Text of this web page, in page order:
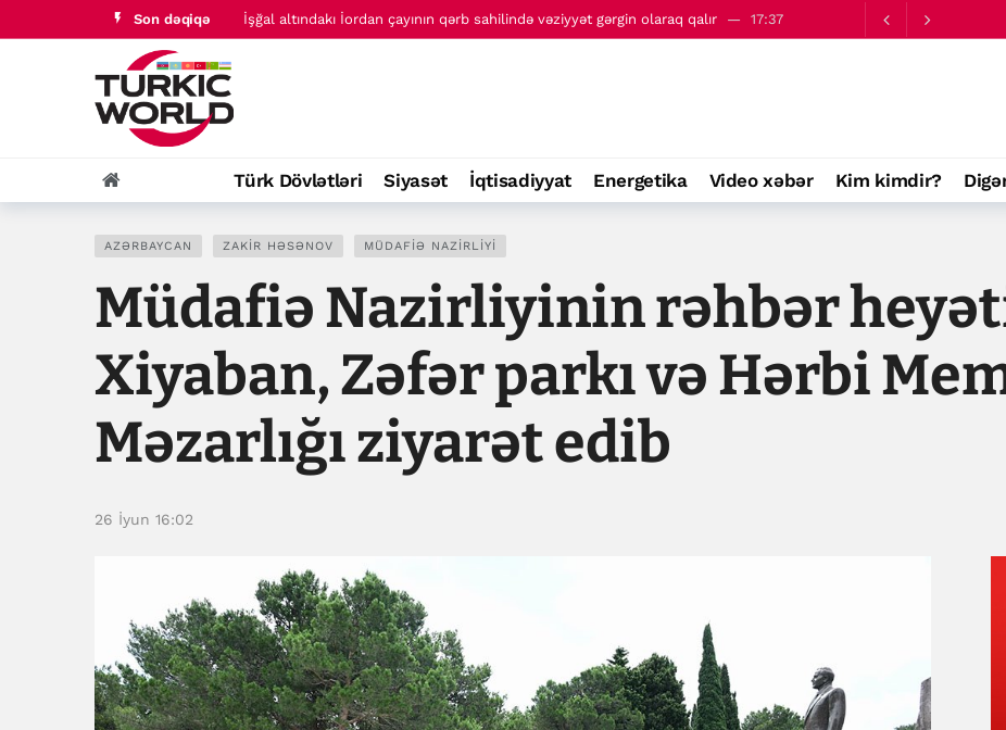
Son dəqiqə İşğal altındakı İordan çayının qərb sahilində vəziyyət gərgin olaraq qalır 17:37
Türk Dövlətləri Siyasət İqtisadiyyat Energetika Video xəbər Kim kimdir?
AZƏRBAYCAN ZAKIR HƏSƏNOV MÜDAFIƏ NAZIRLIYI
Müdafiə Nazirliyinin rəhbər
Xiyaban, Zəfər parkı və Hərbi
Məzarlığı ziyarət edib
26 İyun 16:02